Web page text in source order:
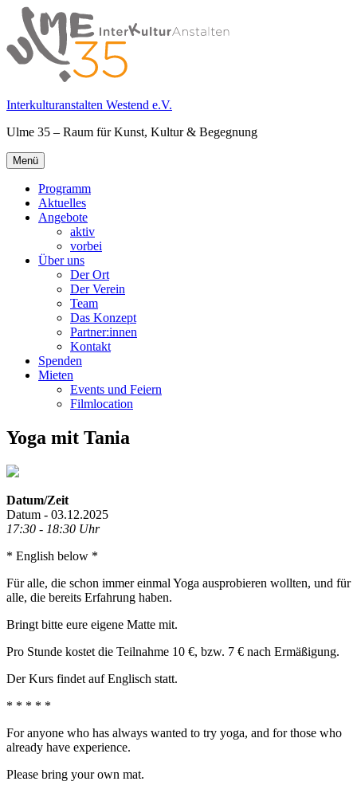
Springe
zum
Inhalt
Interkulturanstalten Westend e.V.
Ulme 35 – Raum für Kunst, Kultur & Begegnung
Primäres
Menü
Menü
Programm
Aktuelles
Angebote
aktiv
vorbei
Über uns
Der Ort
Der Verein
Team
Das Konzept
Partner:innen
Kontakt
Spenden
Mieten
Events und Feiern
Filmlocation
Yoga mit Tania
Datum/Zeit
Datum - 03.12.2025
17:30 - 18:30 Uhr
* English below *
Für alle, die schon immer einmal Yoga ausprobieren wollten, und für
alle, die bereits Erfahrung haben.
Bringt bitte eure eigene Matte mit.
Pro Stunde kostet die Teilnahme 10 €, bzw. 7 € nach Ermäßigung.
Der Kurs findet auf Englisch statt.
* * * * *
For anyone who has always wanted to try yoga, and for those who
already have experience.
Please bring your own mat.